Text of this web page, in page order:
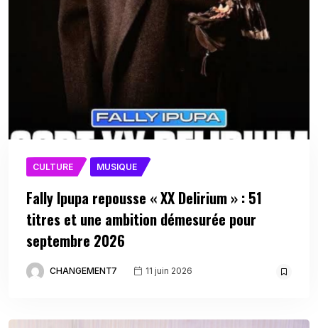
CULTURE MUSIQUE
Fally Ipupa repousse « XX Delirium » : 51
titres et une ambition démesurée pour
septembre 2026
CHANGEMENT7 11 juin 2026